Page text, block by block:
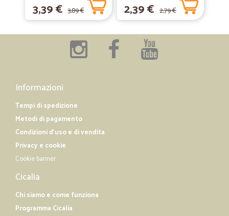
3,39 € 3,89 € 2,39 € 2,79 €
Informazioni
Tempi di spedizione
Metodi di pagamento
Condizioni d'uso e di vendita
Privacy e cookie
Cookie banner
Cicalia
Chi siamo e come funziona
Programma Cicalia